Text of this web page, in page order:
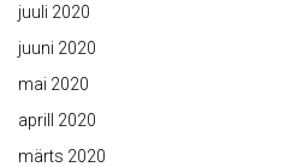
juuli 2020
juuni 2020
mai 2020
aprill 2020
märts 2020